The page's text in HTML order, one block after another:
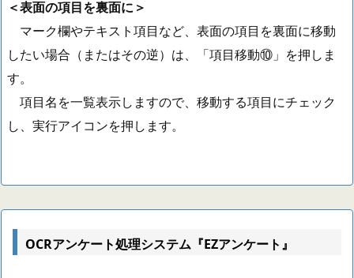
＜表面の項目を裏面に＞
マーク欄やテキスト項目など、表面の項目を裏面に移動
したい場合（またはその逆）は、「項目移動⑩」を押しま
す。
項目名を一覧表示しますので、移動する項目にチェック
し、実行アイコンを押します。
OCRアンケート処理システム『EZアンケート』